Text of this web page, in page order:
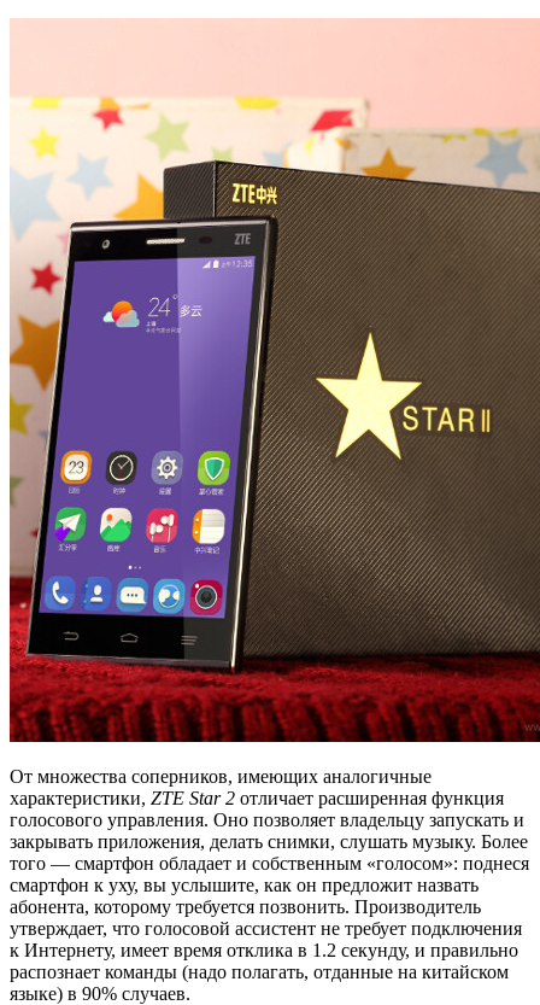
От множества соперников, имеющих аналогичные
характеристики, ZTE Star 2 отличает расширенная функция
голосового управления. Оно позволяет владельцу запускать и
закрывать приложения, делать снимки, слушать музыку. Более
того — смартфон обладает и собственным «голосом»: поднеся
смартфон к уху, вы услышите, как он предложит назвать
абонента, которому требуется позвонить. Производитель
утверждает, что голосовой ассистент не требует подключения
к Интернету, имеет время отклика в 1.2 секунду, и правильно
распознает команды (надо полагать, отданные на китайском
языке) в 90% случаев.